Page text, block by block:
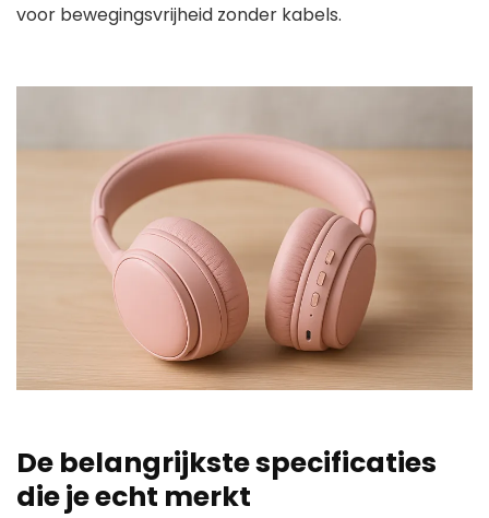
voor bewegingsvrijheid zonder kabels.
De belangrijkste specificaties
die je echt merkt